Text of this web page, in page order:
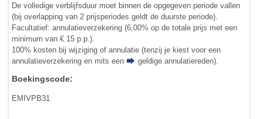
De volledige verblijfsduur moet binnen de opgegeven periode vallen
(bij overlapping van 2 prijsperiodes geldt de duurste periode).
Facultatief: annulatieverzekering (6,00% op de totale prijs met een
minimum van € 15 p.p.).
100% kosten bij wijziging of annulatie (tenzij je kiest voor een
annulatieverzekering en mits een
geldige annulatiereden).
Boekingscode:
EMIVPB31